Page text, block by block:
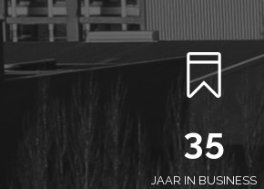
0
1
2
3
2
3
4
5
JAAR IN BUSINESS